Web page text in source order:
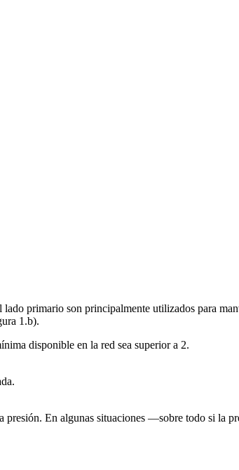
primario son principalmente utilizados para
1.b).
disponible en la red sea superior a 2.
presión. En algunas situaciones —sobre todo si la